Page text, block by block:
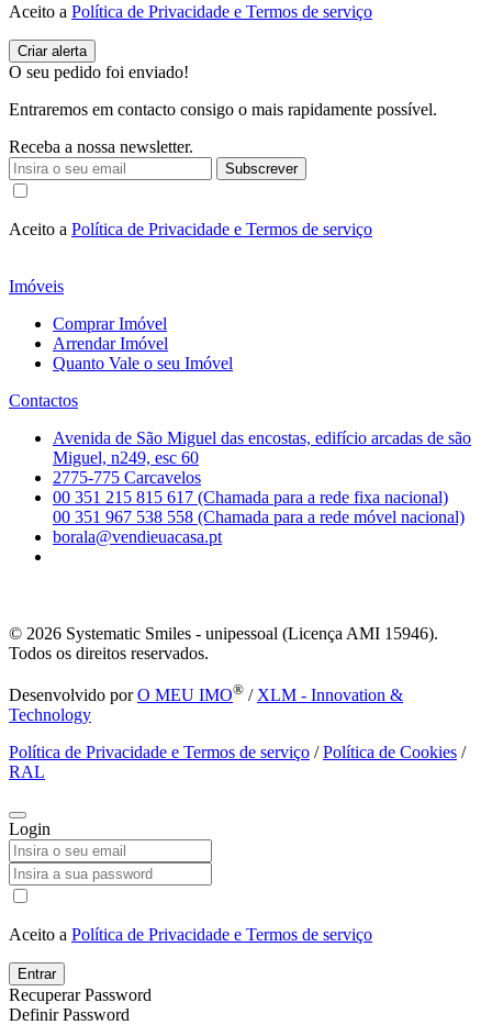
Aceito a Política de Privacidade e Termos de serviço
O seu pedido foi enviado!
Entraremos em contacto consigo o mais rapidamente possível.
Receba a nossa newsletter.
Subscrever
Aceito a Política de Privacidade e Termos de serviço
Imóveis
Comprar Imóvel
Arrendar Imóvel
Quanto Vale o seu Imóvel
Contactos
Avenida de São Miguel das encostas, edifício arcadas de são
Miguel, n249, esc 60
2775-775 Carcavelos
00 351 215 815 617 (Chamada para a rede fixa nacional)
00 351 967 538 558 (Chamada para a rede móvel nacional)
borala@vendieuacasa.pt
© 2026 Systematic Smiles - unipessoal (Licença AMI 15946).
Todos os direitos reservados.
Desenvolvido porO MEU IMO® / XLM - Innovation &
Technology
Política de Privacidade e Termos de serviço /Política de Cookies /
RAL
Login
Aceito a Política de Privacidade e Termos de serviço
Entrar
Recuperar Password
Definir Password